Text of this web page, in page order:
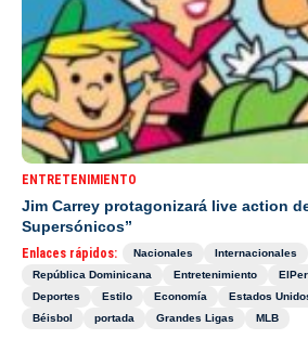
ENTRETENIMIENTO
Jim Carrey protagonizará live action
Supersónicos”
Enlaces rápidos: Nacionales Internacionales
República Dominicana
Entretenimiento
Deportes
Estilo Economía Estados
Béisbol
portada Grandes Ligas MLB